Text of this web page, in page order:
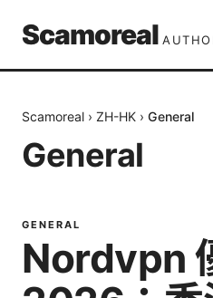
Scamoreal
Scamoreal › ZH-HK › General
General
GENERAL
Nordvpn